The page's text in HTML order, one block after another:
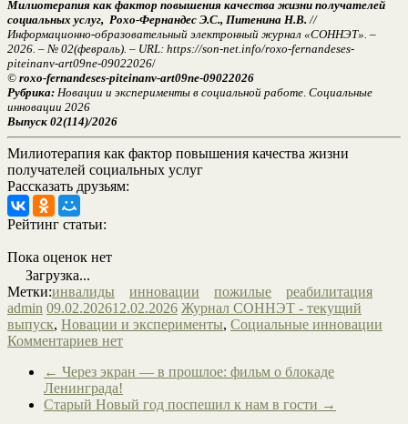
Милиотерапия как фактор повышения качества жизни получателей
социальных услуг, Рохо-Фернандес Э.С., Питенина Н.В.//
Информационно-образовательный электронный журнал «СОННЭТ». –
2026. – № 02(февраль). – URL: https://son-net.info/roxo-fernandeses-
piteinanv-art09ne-09022026/
© roxo-fernandeses-piteinanv-art09ne-09022026
Рубрика: Новации и эксперименты в социальной работе. Социальные
инновации 2026
Выпуск 02(114)/2026
Милиотерапия как фактор повышения качества жизни
получателей социальных услуг
Рассказать друзьям:
Рейтинг статьи:
Пока оценок нет
Загрузка...
Метки:инвалиды инновации пожилые
реабилитация
admin 09.02.202612.02.2026 Журнал СОННЭТ - текущий
выпуск, Новации и эксперименты, Социальные инновации
Комментариев нет
← Через экран — в прошлое: фильм о блокаде
Ленинграда!
Старый Новый год поспешил к нам в гости →